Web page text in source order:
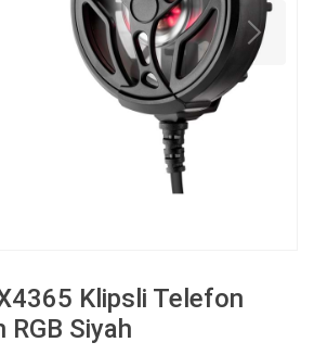
Klipsli Telefon
Siyah